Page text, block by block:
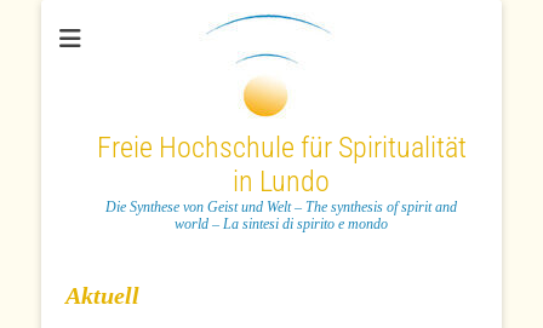
Freie Hochschule für Spiritualität
in Lundo
Die Synthese von Geist und Welt – The synthesis of spirit and
world – La sintesi di spirito e mondo
Aktuell